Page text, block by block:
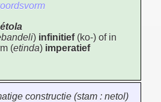
) infinitief(ko-) of in
(etinda) imperatief
constructie (stam : netol)